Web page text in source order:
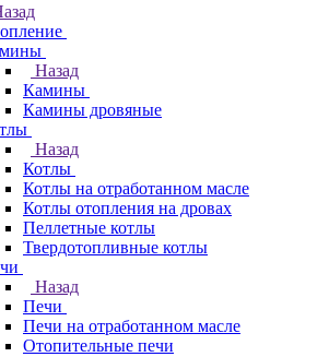
Назад
Камины
Камины дровяные
Назад
Котлы
Котлы на отработанном масле
Котлы отопления на дровах
Пеллетные котлы
Твердотопливные котлы
Назад
Печи
Печи на отработанном масле
Отопительные печи